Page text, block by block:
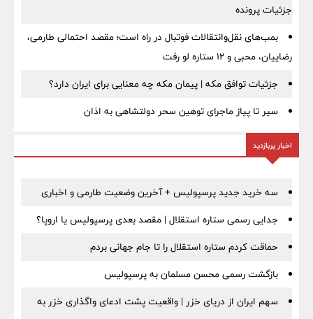
جزئیات پرونده
بمب‌های نقل‌وانتقالات فوتبال در راه است؛ مقصد احتمالی طارمی،
رضاییان، محبی و ۱۲ ستاره لو رفت
جزئیات توافق مکه | پیمان مکه چه معنایی برای ایران دارد؟
سیر تا پیاز ماجرای توهین سحر دولتشاهی به اذان
اخبار پربازدید
سه خرید جدید پرسپولیس + آخرین وضعیت طارمی و اخباری
جدایی رسمی ستاره استقلال | مقصد بعدی پرسپولیس یا اروپا؟
حماقت کردم ستاره استقلال را تا جام جهانی بردم
بازگشت رسمی محسن مسلمان به پرسپولیس
سهم ایران از دریای خزر | واقعیت پشت ادعای واگذاری خزر به